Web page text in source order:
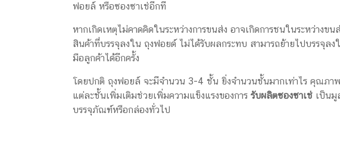
ฟอยล์ หรือซองซาเช่อีกที
หากเกิดเหตุไม่คาดคิดในระหว่างการขนส่ง อาจเกิดการชนในระหว่างข
สินค้าที่บรรจุลงใน ถุงฟอยด์ ไม่ได้รับผลกระทบ สามารถย้ายไปบรรจุ
มือลูกค้าได้อีกครั้ง
โดยปกติ ถุงฟอยล์ จะมีจำนวน 3-4 ชั้น ยิ่งจำนวนชั้นมากเท่าไร คุณภา
แต่ละชั้นเพิ่มเติมช่วยเพิ่มความแข็งแรงของการ รับผลิตซองซาเช่ เป็นมู
บรรจุภัณฑ์หรือกล่องทั่วไป